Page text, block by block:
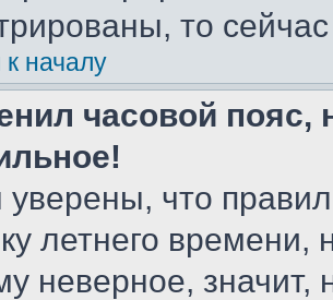
то
началу
часовой пояс,
что
летнего
неверное, значит,